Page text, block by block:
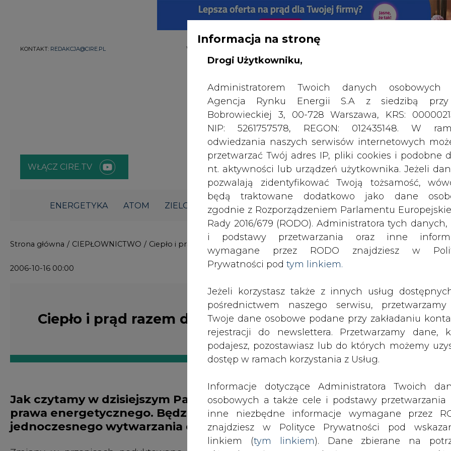
KONTAKT: REDAKCJA@CIRE.PL WYDAWCA PORTALU:
WŁĄCZ CIRE.TV
ENERGETYKA ATOM ZIELONA GOSPODARKA ZMIANY KADROWE NA RYNKU
Informacja na stronę
Drogi Użytkowniku,
Administratorem Twoich danych osobowych
Agencja Rynku Energii S.A z siedzibą
Bobrowieckiej 3, 00-728 Warszawa, KRS:
NIP: 5261757578, REGON: 012435148. W
odwiedzania naszych serwisów internetowych
przetwarzać Twój adres IP, pliki cookies i podobne
nt. aktywności lub urządzeń użytkownika. Jeżeli
pozwalają zidentyfikować Twoją tożsamość,
będą traktowane dodatkowo jako dane
zgodnie z Rozporządzeniem Parlamentu
Rady 2016/679 (RODO). Administratora tych danych,
i podstawy przetwarzania oraz inne
wymagane przez RODO znajdziesz w
Prywatności pod tym linkiem.
Jeżeli korzystasz także z innych usług
pośrednictwem naszego serwisu,
Twoje dane osobowe podane przy zakładaniu
rejestracji do newslettera. Przetwarzamy dane,
podajesz, pozostawiasz lub do których możemy
dostęp w ramach korzystania z Usług.
Informacje dotyczące Administratora Twoich
osobowych a także cele i podstawy przetwarzania
inne niezbędne informacje wymagane przez
znajdziesz w Polityce Prywatności pod
linkiem (tym linkiem). Dane zbierane na
Strona główna / CIEPŁOWNICTWO / Ciepło i prąd razem dostaną wsparcie?
2006-10-16 00:00 drukuj skomentuj
Ciepło i prąd razem dostaną wsparcie?
Jak czytamy w dzisiejszym Parkiecie, jutro rząd zajmie się nowelizacją
prawa energetycznego. Będzie ona dotyczyć kogeneracji, czyli
jednoczesnego wytwarzania ciepła i energii elektrycznej.